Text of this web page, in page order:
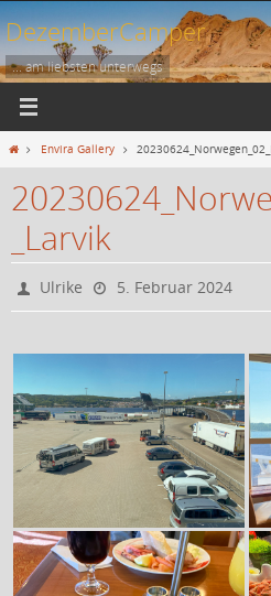
Zum
Inhalt
springen
DezemberCamper
... am liebsten unterwegs
StartEnvira Gallery
_Larvik
Ulrike 5. Februar 2024